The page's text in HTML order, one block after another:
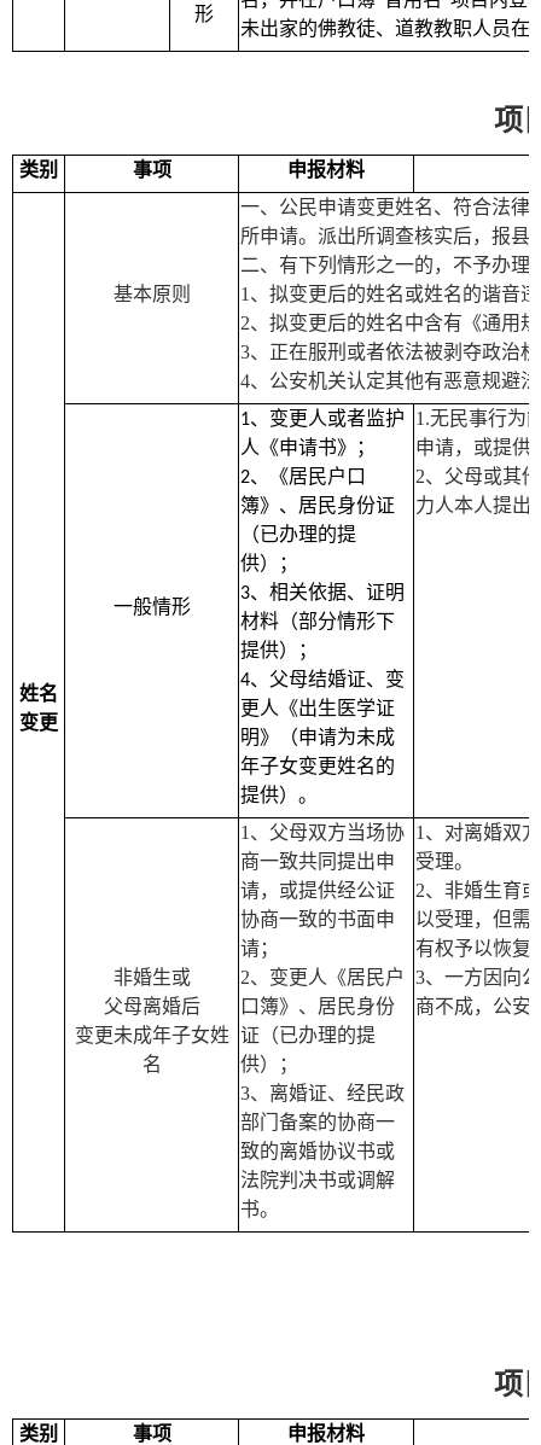
形
未出家的佛教徒、道教教职人员在
项
类别 事项 申报材料
姓名
变更
基本原则
一、公民申请变更姓名、符合法律
所申请。派出所调查核实后，报县
二、有下列情形之一的，不予办理
1 、拟变更后的姓名或姓名的谐音
2、拟变更后的姓名中含有《通用
3、正在服刑或者依法被剥夺政治
4、公安机关认定其他有恶意规避
一般情形
1、变更人或者监护
人《申请书》；
2、《居民户口
簿》、居民身份证
（已办理的提
供）；
3、相关依据、证明
材料（部分情形下
提供）；
4、父母结婚证、变
更人《出生医学证
明》（申请为未成
年子女变更姓名的
提供）。
1.无民事行为
申请，或提供
2、父母或其
力人本人提出
非婚生或
父母离婚后
变更未成年子女姓
名
1 、父母双方当场协
商一致共同提出申
请，或提供经公证
协商一致的书面申
请；
2、变更人《居民户
口簿》、居民身份
证（已办理的提
供）；
3、离婚证、经民政
部门备案的协商一
致的离婚协议书或
法院判决书或调解
书。
1 、对离婚双
受理。
2、非婚生育
以受理，但需
有权予以恢复
3、一方因向
商不成，公安
项
类别 事项 申报材料